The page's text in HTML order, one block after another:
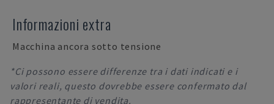
Informazioni extra
Macchina ancora sotto tensione
*Ci possono essere differenze tra i dati indicati e i
valori reali, questo dovrebbe essere confermato dal
rappresentante di vendita.